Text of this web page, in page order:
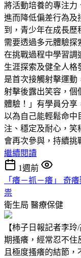
將活動培養的專注力
進而降低偏差行為及
到，青少年在成長歷
需要透過多元體驗探
在挑戰過程中學習調
生涯探索及健全人格
是首次接觸射擊運動
射擊後露出笑容，個
體驗！」有學員分享
以為自己能輕鬆命中
注、穩定及耐心，笑
會再次參與，持續挑
繼續閱讀
1週前
「癢－抓－癢」 奇
祟
衛生局 醫療保健
【柿子日報記者李
期搔癢，經常忍不住
且極度搔癢的結節